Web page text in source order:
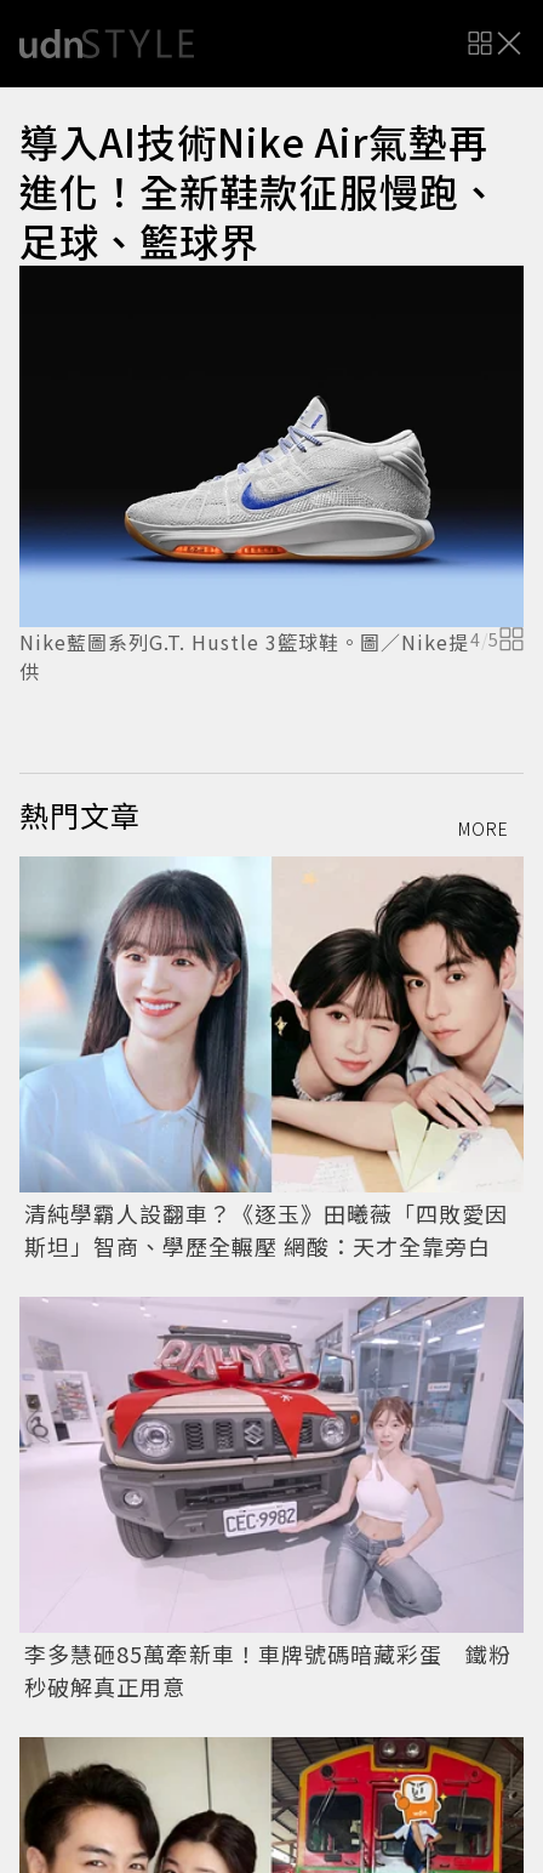
導入AI技術Nike Air氣墊再
進化！全新鞋款征服慢跑、
足球、籃球界
Nike藍圖系列G.T. Hustle 3籃球鞋。圖／Nike提
供
4/5
熱門文章 MORE
清純學霸人設翻車？《逐玉》田曦薇「四敗愛因
斯坦」智商、學歷全輾壓 網酸：天才全靠旁白
李多慧砸85萬牽新車！車牌號碼暗藏彩蛋 鐵粉
秒破解真正用意